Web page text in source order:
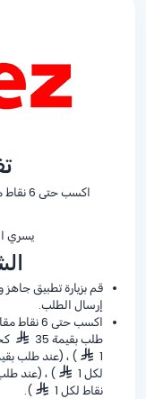
اكسب حتى 6 نقاط مقابل كل 1
يسري العرض
قم بزيارة تطبيق
إرسال الطلب.
اكسب حتى 6 نقاط مقابل كل 1
طلب بقيمة 35
1
) ، (عند طلب بقيمة
لكل 1
) ، (عند طلب
نقاط لكل 1
).